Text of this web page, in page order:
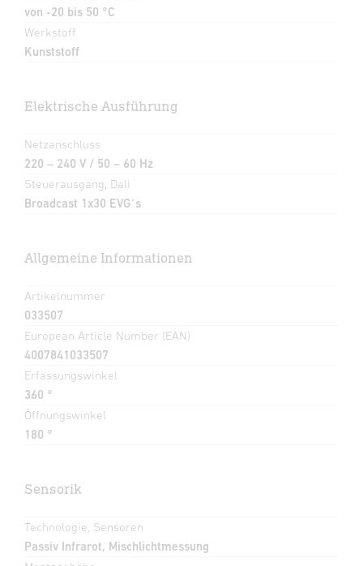
von -20 bis 50 °C
Werkstoff
Kunststoff
Elektrische Ausführung
Netzanschluss
220 – 240 V / 50 – 60 Hz
Steuerausgang, Dali
Broadcast 1x30 EVG´s
Allgemeine Informationen
Artikelnummer
033507
European Article Number (EAN)
4007841033507
Erfassungswinkel
360 °
Öffnungswinkel
180 °
Sensorik
Technologie, Sensoren
Passiv Infrarot, Mischlichtmessung